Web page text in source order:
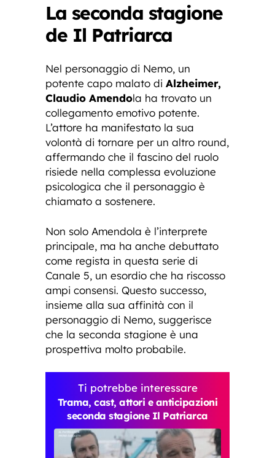
La seconda stagione
de Il Patriarca
Nel personaggio di Nemo, un
potente capo malato di Alzheimer,
Claudio Amendola ha trovato un
collegamento emotivo potente.
L’attore ha manifestato la sua
volontà di tornare per un altro round,
affermando che il fascino del ruolo
risiede nella complessa evoluzione
psicologica che il personaggio è
chiamato a sostenere.
Non solo Amendola è l’interprete
principale, ma ha anche debuttato
come regista in questa serie di
Canale 5, un esordio che ha riscosso
ampi consensi. Questo successo,
insieme alla sua affinità con il
personaggio di Nemo, suggerisce
che la seconda stagione è una
prospettiva molto probabile.
Ti potrebbe interessare
Trama, cast, attori e anticipazioni
seconda stagione Il Patriarca